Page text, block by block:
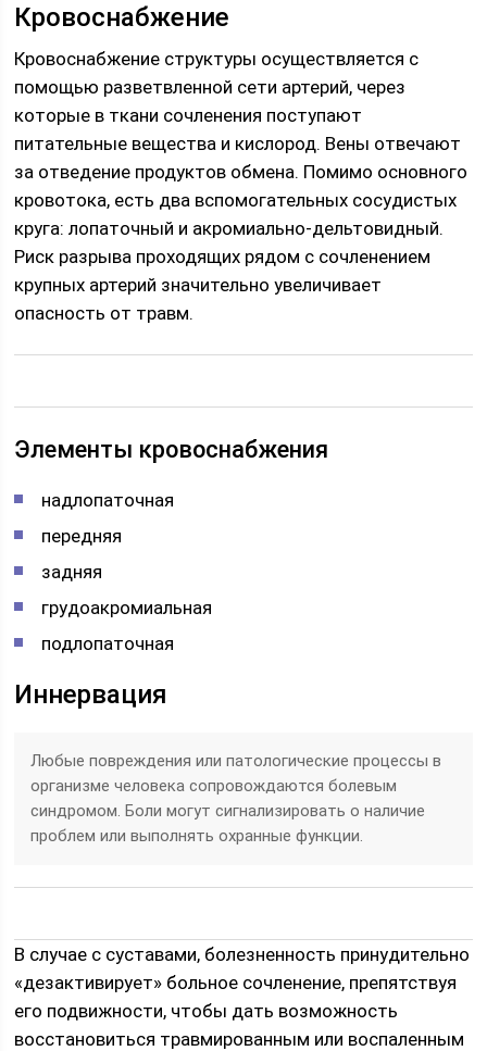
Кровоснабжение
Кровоснабжение структуры осуществляется с
помощью разветвленной сети артерий, через
которые в ткани сочленения поступают
питательные вещества и кислород. Вены отвечают
за отведение продуктов обмена. Помимо основного
кровотока, есть два вспомогательных сосудистых
круга: лопаточный и акромиально-дельтовидный.
Риск разрыва проходящих рядом с сочленением
крупных артерий значительно увеличивает
опасность от травм.
Элементы кровоснабжения
надлопаточная
передняя
задняя
грудоакромиальная
подлопаточная
Иннервация
Любые повреждения или патологические процессы в
организме человека сопровождаются болевым
синдромом. Боли могут сигнализировать о наличие
проблем или выполнять охранные функции.
В случае с суставами, болезненность принудительно
«дезактивирует» больное сочленение, препятствуя
его подвижности, чтобы дать возможность
восстановиться травмированным или воспаленным